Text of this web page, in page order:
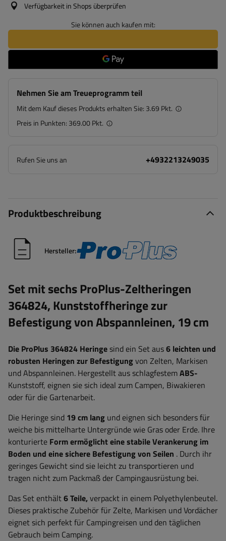
Verfügbarkeit in Shops überprüfen
Sie können auch kaufen mit:
Nehmen Sie am Treueprogramm teil
Mit dem Kauf dieses Produkts erhalten Sie: 3.69 Pkt.
Preis in Punkten: 369.00 Pkt.
Rufen Sie uns an +4932213249035
Produktbeschreibung
Hersteller:
Set mit sechs ProPlus-Zeltheringen
364824, Kunststoffheringe zur
Befestigung von Abspannleinen, 19 cm
Die ProPlus 364824 Heringesind ein Set aus6 leichten und
robusten Heringen zur Befestigungvon Zelten, Markisen
und Abspannleinen. Hergestellt aus schlagfestemABS-
Kunststoff, eignen sie sich ideal zum Campen, Biwakieren
oder für die Gartenarbeit.
Die Heringe sind 19 cm lang und eignen sich besonders für
weiche bis mittelharte Untergründe wie Gras oder Erde. Ihre
konturierte Form ermöglicht eine stabile Verankerung im
Boden und eine sichere Befestigung von Seilen . Durch ihr
geringes Gewicht sind sie leicht zu transportieren und
tragen nicht zum Packmaß der Campingausrüstung bei.
Das Set enthält6 Teile,verpackt in einem Polyethylenbeutel.
Dieses praktische Zubehör für Zelte, Markisen und Vordächer
eignet sich perfekt für Campingreisen und den täglichen
Gebrauch beim Camping.